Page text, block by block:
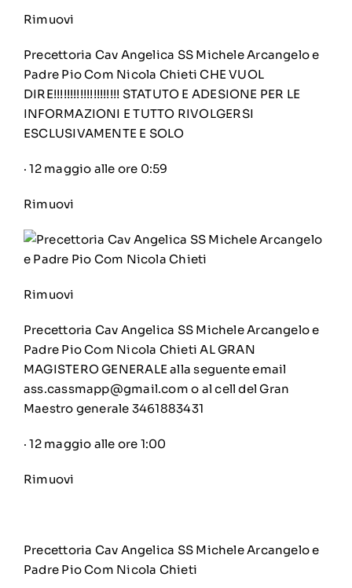
Rimuovi
Precettoria Cav Angelica SS Michele Arcangelo e
Padre Pio Com Nicola Chieti CHE VUOL
DIRE!!!!!!!!!!!!!!!!!!!! STATUTO E ADESIONE PER LE
INFORMAZIONI E TUTTO RIVOLGERSI
ESCLUSIVAMENTE E SOLO
·12 maggio alle ore 0:59
Rimuovi
Rimuovi
Precettoria Cav Angelica SS Michele Arcangelo e
Padre Pio Com Nicola Chieti AL GRAN
MAGISTERO GENERALE alla seguente email
ass.cassmapp@gmail.com o al cell del Gran
Maestro generale 3461883431
·12 maggio alle ore 1:00
Rimuovi
Precettoria Cav Angelica SS Michele Arcangelo e
Padre Pio Com Nicola Chieti